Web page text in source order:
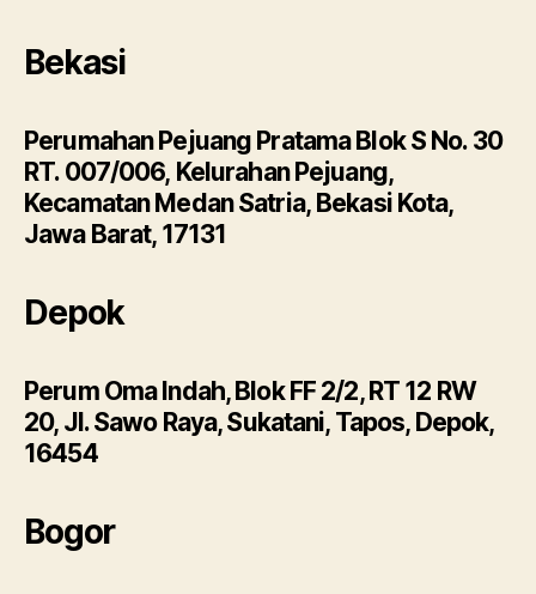
Bekasi
Perumahan Pejuang Pratama Blok S No. 30
RT. 007/006, Kelurahan Pejuang,
Kecamatan Medan Satria, Bekasi Kota,
Jawa Barat, 17131
Depok
Perum Oma Indah, Blok FF 2/2, RT 12 RW
20, Jl. Sawo Raya, Sukatani, Tapos, Depok,
16454
Bogor